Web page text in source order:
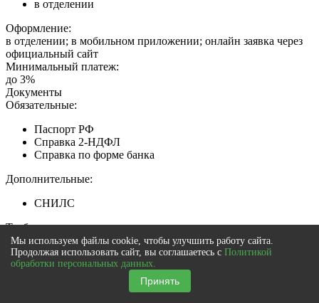
в отделении
Оформление:
в отделении; в мобильном приложении; онлайн заявка через
официальный сайт
Минимальный платеж:
до 3%
Документы
Обязательные:
Паспорт РФ
Справка 2-НДФЛ
Справка по форме банка
Дополнительные:
СНИЛС
Требования
Гражданство:
РФ
Мы используем файлы cookie, чтобы улучшить работу сайта.
Продолжая использовать сайт, вы соглашаетесь с Политикой
обработки персональных данных.
Принять